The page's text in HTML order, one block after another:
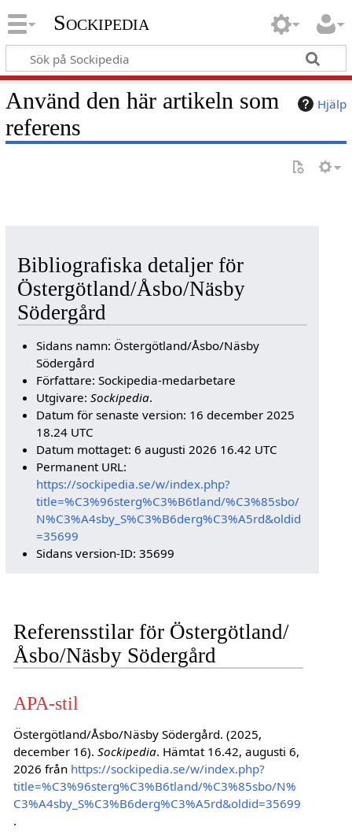
Sockipedia
Hjälp
Använd den här artikeln som
referens
Bibliografiska detaljer för
Östergötland/Åsbo/Näsby
Södergård
Sidans namn: Östergötland/Åsbo/Näsby
Södergård
Författare: Sockipedia-medarbetare
Utgivare:Sockipedia.
Datum för senaste version: 16 december 2025
18.24 UTC
Datum mottaget: 6 augusti 2026 16.42 UTC
Permanent URL:
https://sockipedia.se/w/index.php?
title=%C3%96sterg%C3%B6tland/%C3%85sbo/
N%C3%A4sby_S%C3%B6derg%C3%A5rd&oldid
=35699
Sidans version-ID: 35699
Referensstilar för Östergötland/
Åsbo/Näsby Södergård
APA-stil
Östergötland/Åsbo/Näsby Södergård. (2025,
december 16). Sockipedia. Hämtat 16.42, augusti 6,
2026 från https://sockipedia.se/w/index.php?
title=%C3%96sterg%C3%B6tland/%C3%85sbo/N%
C3%A4sby_S%C3%B6derg%C3%A5rd&oldid=35699
.